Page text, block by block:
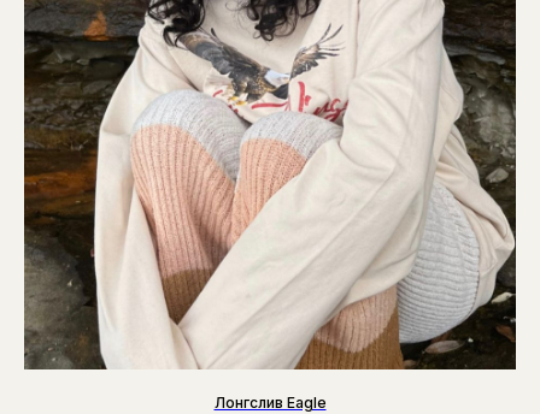
Лонгслив Eagle